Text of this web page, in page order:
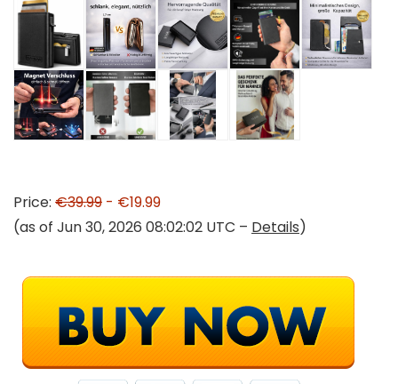
Price: €39.99 - €19.99
(as of Jun 30, 2026 08:02:02 UTC – Details)